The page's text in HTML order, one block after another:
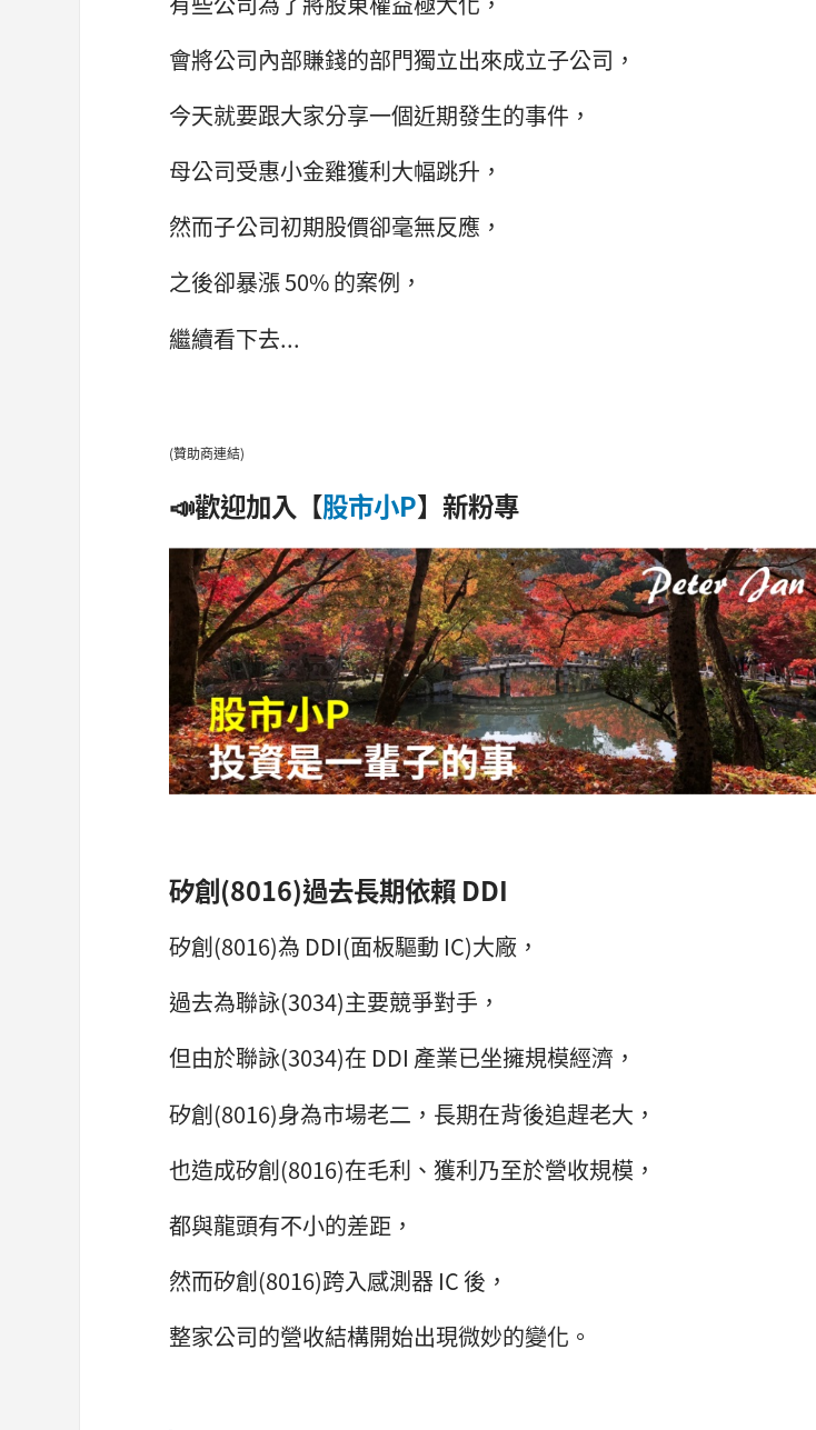
會將公司內部賺錢的部門獨立出來成立子公司，
今天就要跟大家分享一個近期發生的事件，
母公司受惠小金雞獲利大幅跳升，
然而子公司初期股價卻毫無反應，
之後卻暴漲 50% 的案例，
繼續看下去...
(贊助商連結)
📣歡迎加入【股市小P】新粉專
矽創(8016)過去長期依賴 DDI
矽創(8016)為 DDI(面板驅動 IC)大廠，
過去為聯詠(3034)主要競爭對手，
但由於聯詠(3034)在 DDI 產業已坐擁規模經濟，
矽創(8016)身為市場老二，長期在背後追趕老大，
也造成矽創(8016)在毛利、獲利乃至於營收規模，
都與龍頭有不小的差距，
然而矽創(8016)跨入感測器 IC 後，
整家公司的營收結構開始出現微妙的變化。